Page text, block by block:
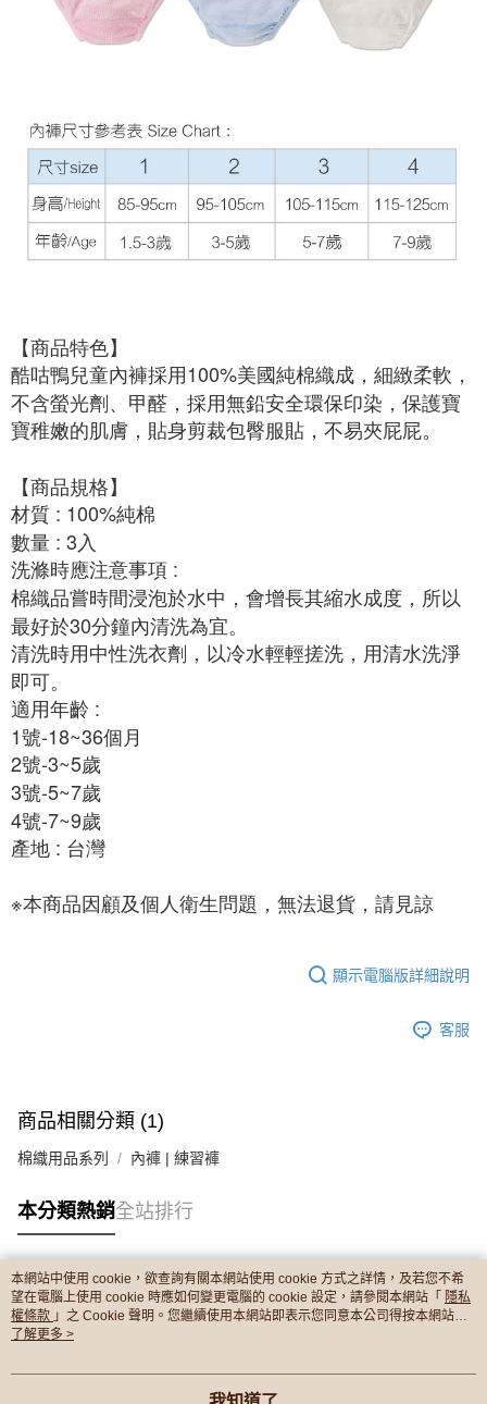
ATM／網路銀行／等多元方式進行付款，方視為交易完成。
※ 請注意：結帳手續完成當下不需立刻繳費，但若您需要取消訂單，請聯絡
購買商品的店家。未經商家同意取消之訂單仍視為有效，需透過AFTEE先享
客戶支援中心」https://netprotections.freshdesk.com/support/home
【注意事項】
１．透過由恩沛科技股份有限公司提供之「AFTEE先享後付」服務完成之交
易，需依本服務之必要範圍內提供個人資料，並將交易相關給付款項請求債
權轉讓予恩沛科技股份有限公司。
２．關於個人資料處理事宜，請瀏覽以下網址：
https://aftee.tw/terms/#terms3
４．使用「AFTEE先享後付」時，將依據個別帳號之用戶狀況，依本公司即
時審查核予不同之上限額度；若仍有額度不足之情形，本公司將視審查結果
請求用戶進行身份認證。
５．嚴禁一人註冊多個帳號或使用他人資訊註冊。若發現惡意使用之情形，
恩沛科技股份有限公司將有權停止該用戶之使用額度並採取法律行動。
每筆NT$150，滿NT$1,299(含以上)免運費
【商品特色】
酷咕鴨兒童內褲採用100%美國純棉織成，細緻柔軟，
不含螢光劑、甲醛，採用無鉛安全環保印染，保護寶
寶稚嫩的肌膚，貼身剪裁包臀服貼，不易夾屁屁。
【商品規格】
材質 : 100%純棉
數量 : 3入
洗滌時應注意事項 :
棉織品嘗時間浸泡於水中，會增長其縮水成度，所以
最好於30分鐘內清洗為宜。
清洗時用中性洗衣劑，以冷水輕輕搓洗，用清水洗淨
即可。
適用年齡 :
1號-18~36個月
2號-3~5歲
3號-5~7歲
4號-7~9歲
產地 : 台灣
※本商品因顧及個人衛生問題，無法退貨，請見諒
顯示電腦版詳細說明
客服
商品相關分類 (1)
棉織用品系列 內褲 | 練習褲
本分類熱銷全站排行
熱門標籤
本網站中使用 cookie，欲查詢有關本網站使用 cookie 方式之詳情，及若您不希
望在電腦上使用 cookie 時應如何變更電腦的 cookie 設定，請參閱本網站「 隱私
權條款 」之 Cookie 聲明。您繼續使用本網站即表示您同意本公司得按本網站使
用條款之 Cookie 聲明使用 cookie。
了解更多 >